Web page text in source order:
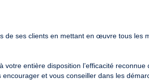
de ses clients en mettant en œuvre tous les
entière disposition l’efficacité
et vous conseiller dans les